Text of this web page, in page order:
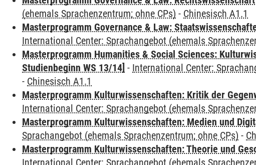
(ehemals Sprachenzentrum; ohne CPs) - Chinesisch A1.1
Masterprogramm Governance & Law:
International Center: Sprachangebot (ehemals
Masterprogramm Humanities & Social Sciences:
Studienbeginn WS 13/14] - International Center:
- Chinesisch A1.1
Masterprogramm Kulturwissenschaften: Kritik der
International Center: Sprachangebot (ehemals
Masterprogramm Kulturwissenschaften: Medien und
Sprachangebot (ehemals Sprachenzentrum; ohne CPs) -
Masterprogramm Kulturwissenschaften: Theorie und
International Center: Sprachangebot (ehemals